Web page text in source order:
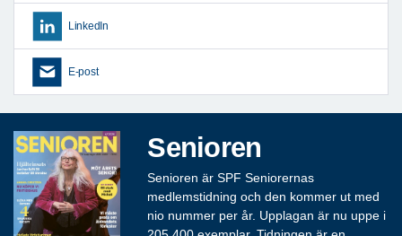
LinkedIn
E-post
Senioren
Senioren är SPF Seniorernas
medlemstidning och den kommer ut med
nio nummer per år. Upplagan är nu uppe i